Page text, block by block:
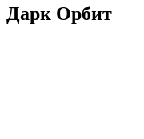
Дарк Орбит